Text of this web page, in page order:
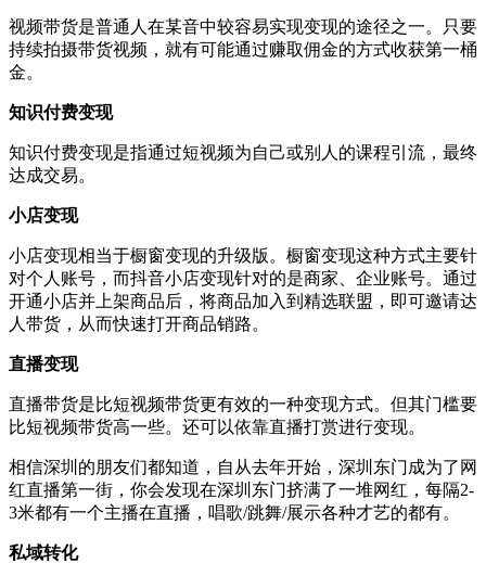
视频带货是普通人在某音中较容易实现变现的途径之一。只要
持续拍摄带货视频，就有可能通过赚取佣金的方式收获第一桶
金。
知识付费变现
知识付费变现是指通过短视频为自己或别人的课程引流，最终
达成交易。
小店变现
小店变现相当于橱窗变现的升级版。橱窗变现这种方式主要针
对个人账号，而抖音小店变现针对的是商家、企业账号。通过
开通小店并上架商品后，将商品加入到精选联盟，即可邀请达
人带货，从而快速打开商品销路。
直播变现
直播带货是比短视频带货更有效的一种变现方式。但其门槛要
比短视频带货高一些。还可以依靠直播打赏进行变现。
相信深圳的朋友们都知道，自从去年开始，深圳东门成为了网
红直播第一街，你会发现在深圳东门挤满了一堆网红，每隔2-
3米都有一个主播在直播，唱歌/跳舞/展示各种才艺的都有。
私域转化